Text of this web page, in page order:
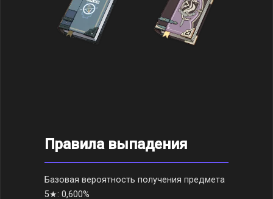
Правила выпадения
Базовая вероятность получения предмета
5★: 0,600%